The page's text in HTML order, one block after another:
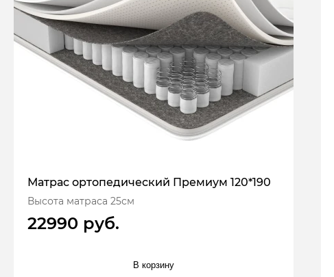
Матрас ортопедический Премиум 120*190
Высота матраса 25см
22990 руб.
В корзину